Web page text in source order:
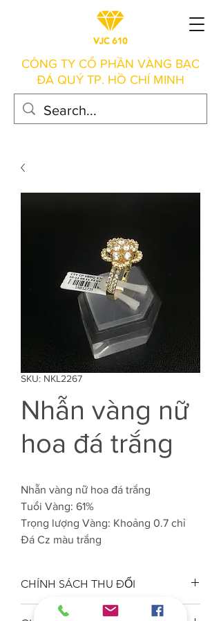
CÔNG TY CỔ PHẦN VÀNG BẠC
ĐÁ QUÝ TP. HỒ CHÍ MINH
SKU: NKL2267
Nhẫn vàng nữ
hoa đá trắng
Nhẫn vàng nữ hoa đá trắng
Tuổi Vàng: 61%
Trọng lượng Vàng: Khoảng 0.7 chỉ
Đá Cz màu trắng
CHÍNH SÁCH THU ĐỔI
Công ty VJC 610 đảm bảo chất